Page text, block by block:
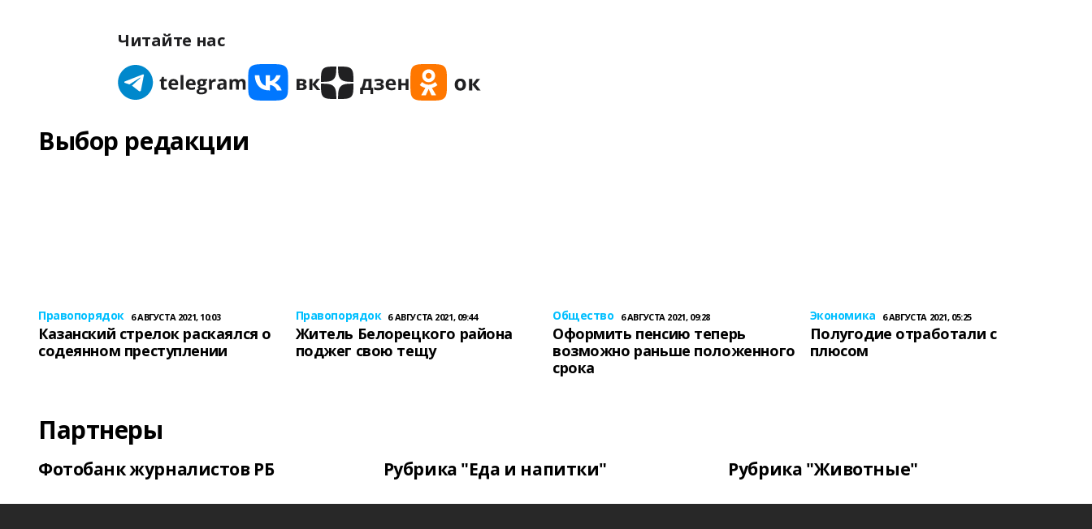
Читайте нас
Выбор редакции
Правопорядок 6 АВГУСТА 2021, 10:03
Казанский стрелок раскаялся о
содеянном преступлении
Правопорядок 6 АВГУСТА 2021, 09:44
Житель Белорецкого района
поджег свою тещу
Общество 6 АВГУСТА 2021, 09:28
Оформить пенсию теперь
возможно раньше положенного
срока
Экономика 6 АВГУСТА 2021, 05:25
Полугодие отработали с
плюсом
Партнеры
Фотобанк журналистов РБ Рубрика "Еда и напитки" Рубрика "Животные"